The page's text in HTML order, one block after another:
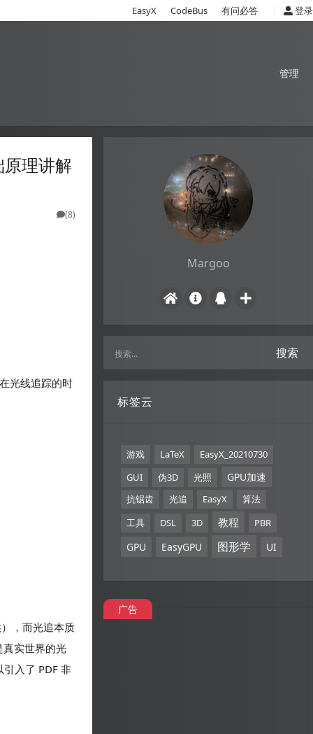
EasyX CodeBus 有问必答 登录
管理
原理讲解
(8)
光线追踪的时
，而光追本质
实世界的光
入了 PDF 非
Margoo
搜索
标签云
游戏 LaTeX
EasyX_20210730
GUI
伪3D 光照 GPU加速
抗锯齿 光追 EasyX
算法
工具
DSL 3D 教程 PBR
GPU EasyGPU 图形学 UI
广告